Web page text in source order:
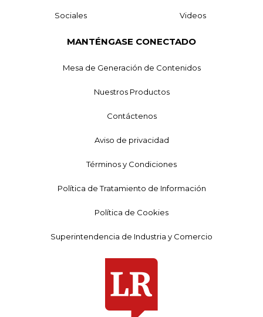
Sociales Videos
MANTÉNGASE CONECTADO
Mesa de Generación de Contenidos
Nuestros Productos
Contáctenos
Aviso de privacidad
Términos y Condiciones
Política de Tratamiento de Información
Política de Cookies
Superintendencia de Industria y Comercio